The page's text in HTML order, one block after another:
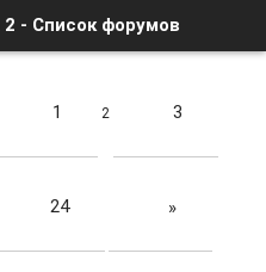
- Список форумов
1 2 3
24 »